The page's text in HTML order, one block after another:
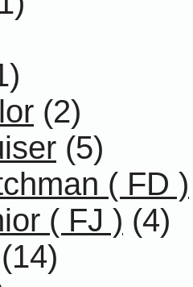
(2)
(5)
( FD )
( FJ ) (4)
(14)